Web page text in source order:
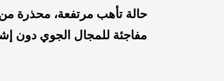
حالة تأهب مرتفعة، محذرة
مفاجئة للمجال الجوي دون